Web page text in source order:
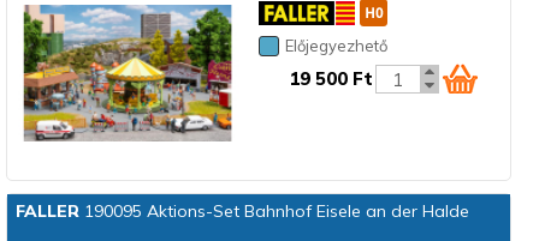
Előjegyezhető
19 500 Ft
FALLER190095 Aktions-Set Bahnhof Eisele an der Halde